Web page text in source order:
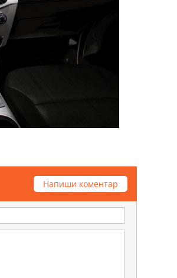
Напиши коментар